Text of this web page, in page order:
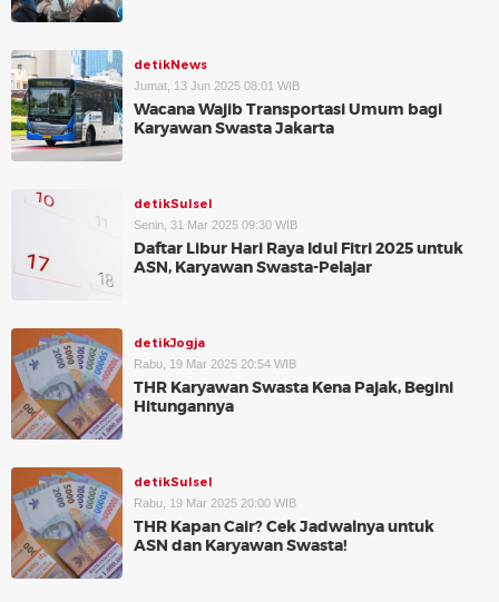
detikNews
Jumat, 13 Jun 2025 08:01 WIB
Wacana Wajib Transportasi Umum bagi
Karyawan Swasta Jakarta
detikSulsel
Senin, 31 Mar 2025 09:30 WIB
Daftar Libur Hari Raya Idul Fitri 2025 untuk
ASN, Karyawan Swasta-Pelajar
detikJogja
Rabu, 19 Mar 2025 20:54 WIB
THR Karyawan Swasta Kena Pajak, Begini
Hitungannya
detikSulsel
Rabu, 19 Mar 2025 20:00 WIB
THR Kapan Cair? Cek Jadwalnya untuk
ASN dan Karyawan Swasta!